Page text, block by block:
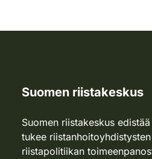
Suomen riistakeskus
Suomen riistakeskus
tukee
riistapolitiikan